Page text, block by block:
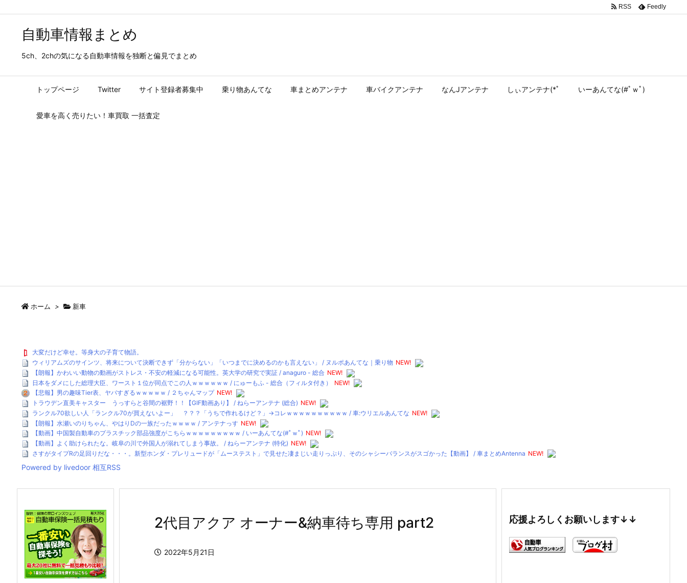
自動車情報まとめ
5ch、2chの気になる自動車情報を独断と偏見でまとめ
トップページ Twitter サイト登録者募集中 乗り物あんてな 車まとめアンテナ 車バイクアンテナ なんJアンテナ しぃアンテナ(*ﾟ いーあんてな(#ﾟｗﾟ)
愛車を高く売りたい！車買取 一括査定
RSS Feedly
ホーム > 新車
大変だけど幸せ。等身大の子育て物語。
ウィリアムズのサインツ、将来について決断できず「分からない」「いつまでに決めるのかも言えない」 / ヌルポあんてな｜乗り物 NEW!
【朗報】かわいい動物の動画がストレス・不安の軽減になる可能性。英大学の研究で実証 / anaguro - 総合 NEW!
日本をダメにした総理大臣、ワースト１位が同点でこの人ｗｗｗｗｗｗ / にゅーもふ - 総合（フィルタ付き）
NEW!
【悲報】男の趣味Tier表、ヤバすぎるｗｗｗｗｗ / ２ちゃんマップ NEW!
トラウデン直美キャスター うっすらと谷間の裾野！！【GIF動画あり】 / ねらーアンテナ (総合) NEW!
ランクル70欲しい人「ランクル70が買えないよー」 ？？？「うちで作れるけど？」→コレｗｗｗｗｗｗｗｗｗｗ / 車:ウリエルあんてな NEW!
【朗報】水瀬いのりちゃん、やはりDの一族だったｗｗｗｗ / アンテナっす NEW!
【動画】中国製自動車のプラスチック部品強度がこちらｗｗｗｗｗｗｗｗｗ / いーあんてな(#ﾟｗﾟ) NEW!
【動画】よく助けられたな。岐阜の川で外国人が溺れてしまう事故。 / ねらーアンテナ (特化) NEW!
さすがタイプRの足回りだな・・・。新型ホンダ・プレリュードが「ムーステスト」で見せた凄まじい走りっぷり、そのシャシーバランスがスゴかった【動画】 / 車まとめAntenna NEW!
Powered by livedoor 相互RSS
2代目アクア オーナー&納車待ち専用 part2
2022年5月21日
応援よろしくお願いします↓↓